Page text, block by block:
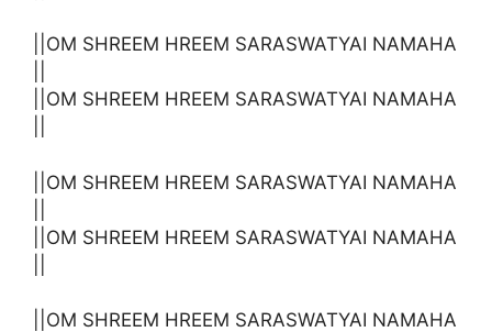
||OM SHREEM HREEM SARASWATYAI NAMAHA
||OM SHREEM HREEM SARASWATYAI NAMAHA
||OM SHREEM HREEM SARASWATYAI NAMAHA
||OM SHREEM HREEM SARASWATYAI NAMAHA
||OM SHREEM HREEM SARASWATYAI NAMAHA